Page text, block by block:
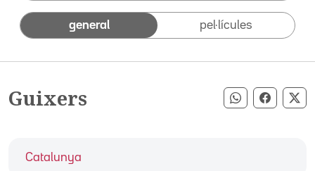
general pel·lícules
Guixers Compartir
Catalunya